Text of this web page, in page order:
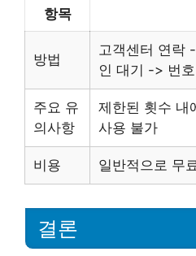
항목
방법
고객센터 연락
인 대기 -> 번
주요 유
의사항
제한된 횟수 내
사용 불가
비용 일반적으로 무
결론